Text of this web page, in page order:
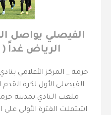
الفيصلي يواصل
الرياض غداً
حرمة _ المركز الأعلامي
الفيصلي الأول لكرة القدم
ملعب النادي بمدينة
اشتملت الفترة الأولى على